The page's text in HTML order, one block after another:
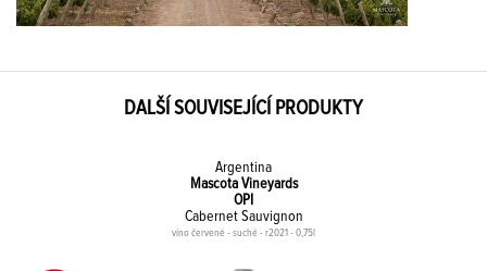
DALŠÍ SOUVISEJÍCÍ PRODUKTY
Argentina
Mascota Vineyards
OPI
Cabernet Sauvignon
víno červené - suché - r2021 - 0,75l